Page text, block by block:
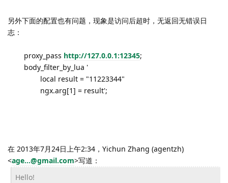
另外下面的配置也有问题，现象是访问后超时，无返回无错误日
志：
proxy_pass http://127.0.0.1:12345;
body_filter_by_lua '
local result = "11223344"
ngx.arg[1] = result';
在 2013年7月24日上午2:34，Yichun Zhang (agentzh)
<age...@gmail.com>写道：
Hello!